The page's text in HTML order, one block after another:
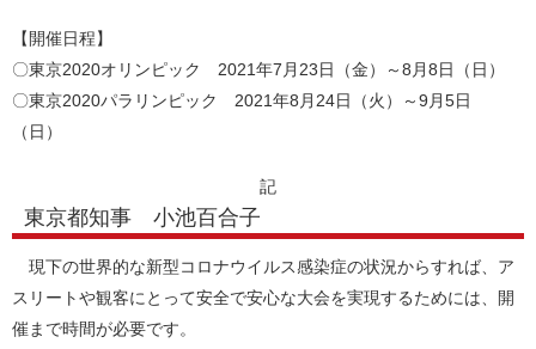
【開催日程】
〇東京2020オリンピック 2021年7月23日（金）～8月8日（日）
〇東京2020パラリンピック 2021年8月24日（火）～9月5日
（
記
東京都知事 小池百合子
現下の世界的な新型コロナウイルス感染症の状況からすれば、ア
スリートや観客にとって安全で安心な大会を実現するためには、開
催まで時間が必要です。